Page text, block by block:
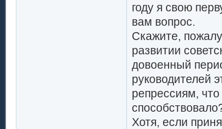
году я свою
вам вопрос.
Скажите,
развитии
довоенный
руководителей
репрессиям,
Хотя, если